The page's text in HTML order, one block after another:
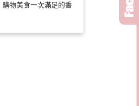
購物美食一次滿足的香